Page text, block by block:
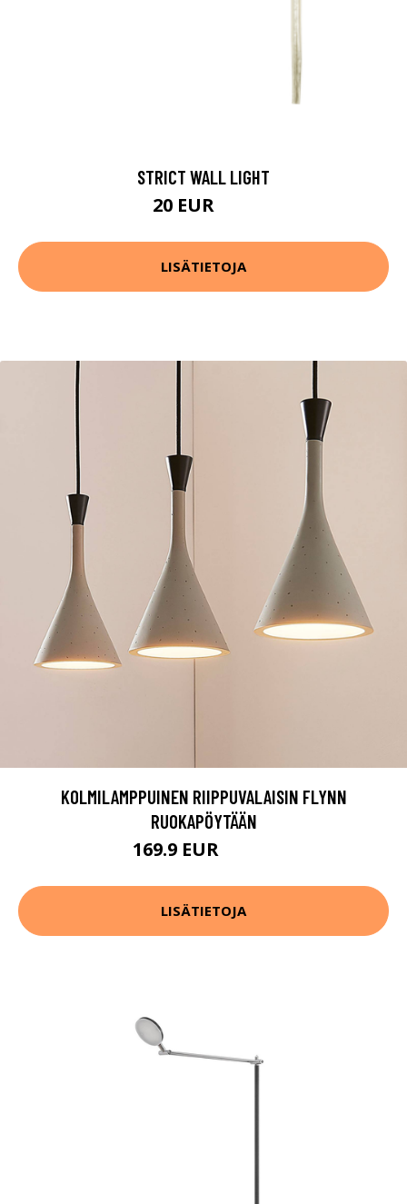
STRICT WALL LIGHT
20 EUR
LISÄTIETOJA
KOLMILAMPPUINEN RIIPPUVALAISIN FLYNN
RUOKAPÖYTÄÄN
169.9 EUR
LISÄTIETOJA